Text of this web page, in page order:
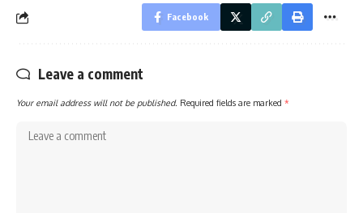
Facebook
Leave a comment
Your email address will not be published. Required fields are marked *